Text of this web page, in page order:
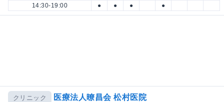
14:30-19:00
● ● ● ●
クリニック 医療法人暸昌会 松村医院